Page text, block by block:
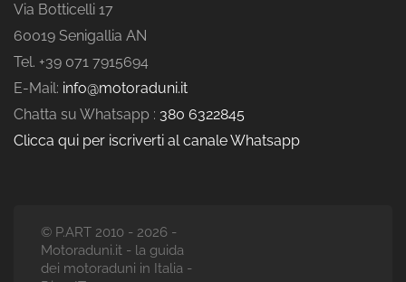
Via Botticelli 17
60019 Senigallia AN
Tel. +39 071 7915694
E-Mail: info@motoraduni.it
Chatta su Whatsapp : 380 6322845
Clicca qui per iscriverti al canale Whatsapp
© P.ART 2010 - 2026 -
Motoraduni.it - la guida
dei motoraduni in Italia -